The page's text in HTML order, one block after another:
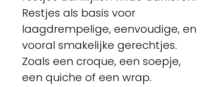
Restjes als basis voor
laagdrempelige, eenvoudige, en
vooral smakelijke gerechtjes.
Zoals een croque, een soepje,
een quiche of een wrap.